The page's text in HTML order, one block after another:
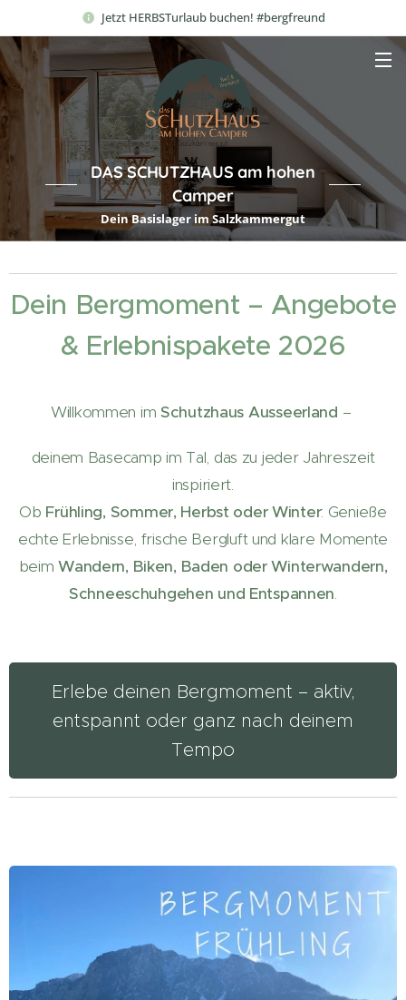
Jetzt HERBSTurlaub buchen! #bergfreund
DAS SCHUTZHAUS am hohen
Camper
Dein Basislager im Salzkammergut
Dein Bergmoment – Angebote
& Erlebnispakete 2026
Willkommen im Schutzhaus Ausseerland –
deinem Basecamp im Tal, das zu jeder Jahreszeit
inspiriert.
Ob Frühling, Sommer, Herbst oder Winter: Genieße
echte Erlebnisse, frische Bergluft und klare Momente
beimWandern, Biken, Baden oder Winterwandern,
Schneeschuhgehen und Entspannen.
Erlebe deinen Bergmoment – aktiv,
entspannt oder ganz nach deinem
Tempo